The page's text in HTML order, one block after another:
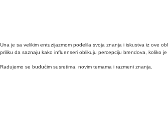
Una je sa velikim entuzijazmom podelila svoja znanja i iskustva iz ove
priliku da saznaju kako influenseri oblikuju percepciju brendova, koliko
Radujemo se budućim susretima, novim temama i razmeni znanja.